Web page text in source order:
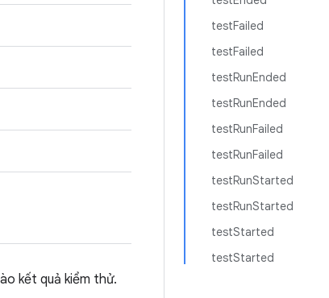
testFailed
testFailed
testRunEnded
testRunEnded
testRunFailed
testRunFailed
testRunStarted
testRunStarted
testStarted
testStarted
kết quả kiểm thử.